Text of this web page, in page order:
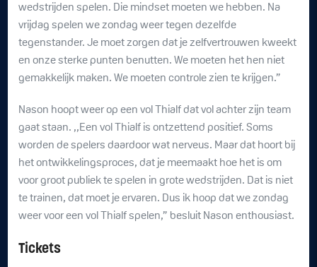
wedstrijden spelen. Die mindset moeten we hebben. Na
vrijdag spelen we zondag weer tegen dezelfde
tegenstander. Je moet zorgen dat je zelfvertrouwen kweekt
en onze sterke punten benutten. We moeten het hen niet
gemakkelijk maken. We moeten controle zien te krijgen.”
Nason hoopt weer op een vol Thialf dat vol achter zijn team
gaat staan. ,,Een vol Thialf is ontzettend positief. Soms
worden de spelers daardoor wat nerveus. Maar dat hoort bij
het ontwikkelingsproces, dat je meemaakt hoe het is om
voor groot publiek te spelen in grote wedstrijden. Dat is niet
te trainen, dat moet je ervaren. Dus ik hoop dat we zondag
weer voor een vol Thialf spelen,” besluit Nason enthousiast.
Tickets